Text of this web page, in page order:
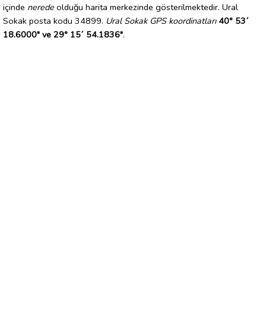
içinde nerede olduğu harita merkezinde gösterilmektedir. Ural
Sokak posta kodu 34899. Ural Sokak GPS koordinatları 40° 53´
18.6000" ve 29° 15´ 54.1836".